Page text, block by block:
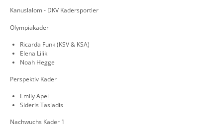
Kanuslalom - DKV Kadersportler
Olympiakader
Ricarda Funk (KSV & KSA)
Elena Lilik
Noah Hegge
Perspektiv Kader
Emily Apel
Sideris Tasiadis
Nachwuchs Kader 1